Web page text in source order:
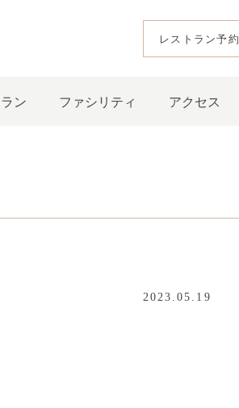
レストラン予約
ン ファシリティ アクセス
2023.05.19